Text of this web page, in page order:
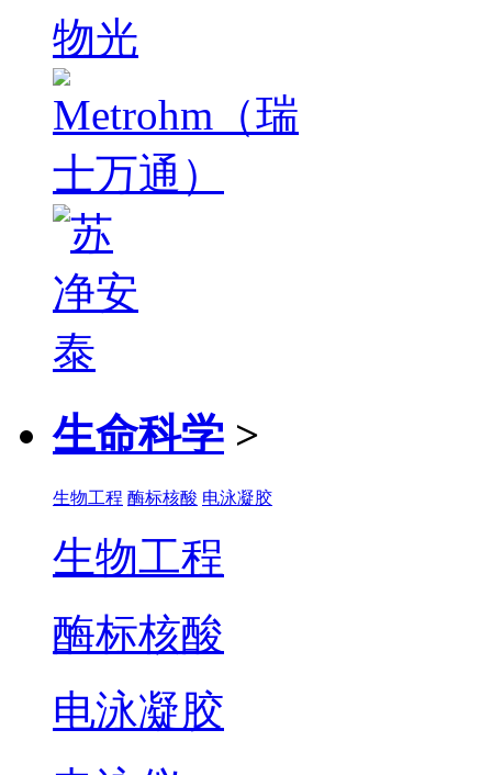
生命科学 >
生物工程 酶标核酸 电泳凝胶
生物工程
酶标核酸
电泳凝胶